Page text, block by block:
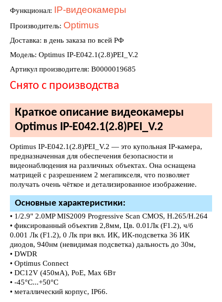
Функционал: IP-видеокамеры
Производитель: Optimus
Доставка: в день заказа по всей РФ
Модель: Optimus IP-E042.1(2.8)PEI_V.2
Артикул производителя: В0000019685
Снято с производства
Краткое описание видеокамеры
Optimus IP-E042.1(2.8)PEI_V.2
Optimus IP-E042.1(2.8)PEI_V.2 — это купольная IP-камера,
предназначенная для обеспечения безопасности и
видеонаблюдения на различных объектах. Она оснащена
матрицей с разрешением 2 мегапикселя, что позволяет
получать очень чёткое и детализированное изображение.
Основные характеристики:
• 1/2.9" 2.0MP MIS2009 Progressive Scan CMOS, H.265/H.264
• фиксированный объектив 2,8мм, Цв. 0.01Лк (F1.2), ч/б
0.001 Лк (F1.2), 0 Лк при вкл. ИК, ИК-подсветка 36 ИК
диодов, 940нм (невидимая подсветка) дальность до 30м,
• DWDR
• Optimus Connect
• DC12V (450мА), PoE, Мах 6Вт
• -45°С...+50°С
• металлический корпус, IР66.